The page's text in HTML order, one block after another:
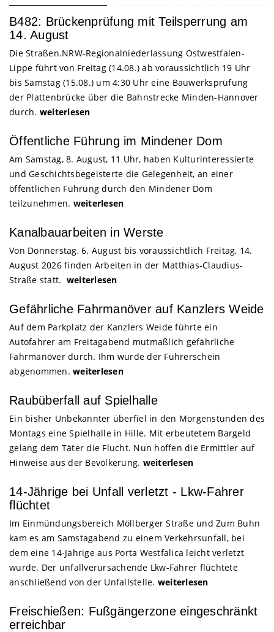
B482: Brückenprüfung mit Teilsperrung am
14. August
Die Straßen.NRW-Regionalniederlassung Ostwestfalen-
Lippe führt von Freitag (14.08.) ab voraussichtlich 19 Uhr
bis Samstag (15.08.) um 4:30 Uhr eine Bauwerksprüfung
der Plattenbrücke über die Bahnstrecke Minden-Hannover
durch. weiterlesen
Öffentliche Führung im Mindener Dom
Am Samstag, 8. August, 11 Uhr, haben Kulturinteressierte
und Geschichtsbegeisterte die Gelegenheit, an einer
öffentlichen Führung durch den Mindener Dom
teilzunehmen. weiterlesen
Kanalbauarbeiten in Werste
Von Donnerstag, 6. August bis voraussichtlich Freitag, 14.
August 2026 finden Arbeiten in der Matthias-Claudius-
Straße statt. weiterlesen
Gefährliche Fahrmanöver auf Kanzlers Weide
Auf dem Parkplatz der Kanzlers Weide führte ein
Autofahrer am Freitagabend mutmaßlich gefährliche
Fahrmanöver durch. Ihm wurde der Führerschein
abgenommen. weiterlesen
Raubüberfall auf Spielhalle
Ein bisher Unbekannter überfiel in den Morgenstunden des
Montags eine Spielhalle in Hille. Mit erbeutetem Bargeld
gelang dem Täter die Flucht. Nun hoffen die Ermittler auf
Hinweise aus der Bevölkerung. weiterlesen
14-Jährige bei Unfall verletzt - Lkw-Fahrer
flüchtet
Im Einmündungsbereich Möllberger Straße und Zum Buhn
kam es am Samstagabend zu einem Verkehrsunfall, bei
dem eine 14-Jährige aus Porta Westfalica leicht verletzt
wurde. Der unfallverursachende Lkw-Fahrer flüchtete
anschließend von der Unfallstelle. weiterlesen
Freischießen: Fußgängerzone eingeschränkt
erreichbar